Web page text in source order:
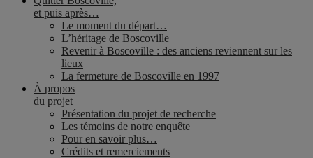
et puis après…
Le moment du départ…
L’héritage de Boscoville
Revenir à Boscoville : des anciens reviennent sur les
lieux
La fermeture de Boscoville en 1997
À propos
du projet
Présentation du projet de recherche
Les témoins de notre enquête
Pour en savoir plus…
Crédits et remerciements